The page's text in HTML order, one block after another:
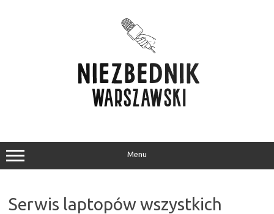
Menu
Serwis laptopów wszystkich